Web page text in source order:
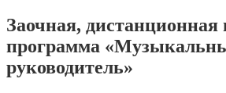
Заочная, дистанционная
программа
руководитель»